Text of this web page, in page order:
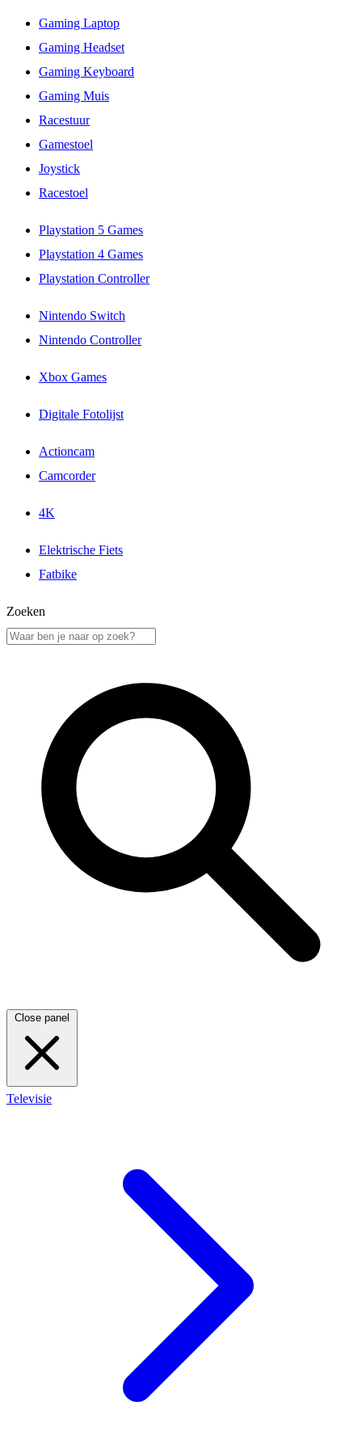
Gaming Laptop
Gaming Headset
Gaming Keyboard
Gaming Muis
Racestuur
Gamestoel
Joystick
Racestoel
Playstation 5 Games
Playstation 4 Games
Playstation Controller
Nintendo Switch
Nintendo Controller
Xbox Games
Digitale Fotolijst
Actioncam
Camcorder
4K
Elektrische Fiets
Fatbike
Zoeken
Close panel
Televisie